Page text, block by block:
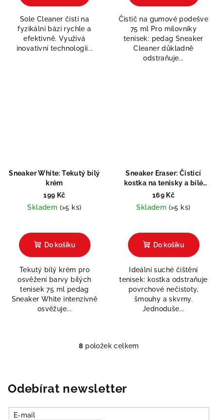
z
5
hvězdiček.
Sole Cleaner čistí na
fyzikální bázi rychle a
efektivně. Využívá
inovativní technologii...
Čistič na gumové podešve
75 ml Pro milovníky
tenisek: pedag Sneaker
Cleaner důkladně
odstraňuje...
Sneaker White: Tekutý bílý
krém
199 Kč
Skladem (>5 ks)
hodnocení
produktu
z
5
hvězdiček.
Do košíku
Tekutý bílý krém pro
osvěžení barvy bílých
tenisek 75 ml pedag
Sneaker White intenzivně
osvěžuje...
Sneaker Eraser: Čisticí
kostka na tenisky a bílé
podešve
169 Kč
Skladem (>5 ks)
hodnocení
produktu
z
5
hvězdiček.
Do košíku
Ideální suché čištění
tenisek: kostka odstraňuje
povrchové nečistoty,
šmouhy a skvrny.
Jednoduše...
O
á
d
a
8 položek celkem
Odebírat newsletter
E-mail